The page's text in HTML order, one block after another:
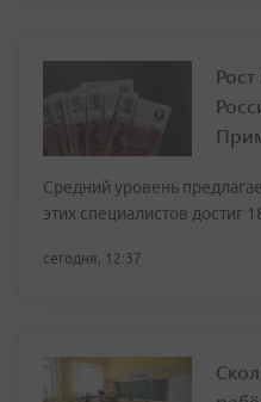
Средний уровень
этих специалистов достиг
сегодня, 12:37